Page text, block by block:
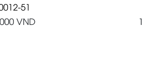
51
VND